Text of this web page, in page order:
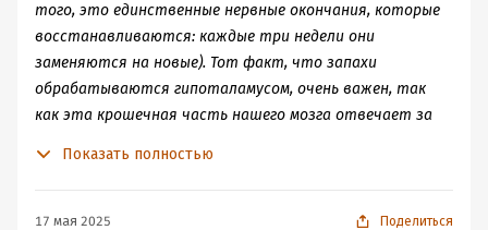
того, это единственные нервные окончания, которые
восстанавливаются: каждые три недели они
заменяются на новые). Тот факт, что запахи
обрабатываются гипоталамусом, очень важен, так
как эта крошечная часть нашего мозга отвечает за
бодрствование, сексуальное возбуждение, а также
Показать полностью
17 мая 2025 Поделиться